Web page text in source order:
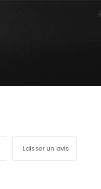
Laisser un avis